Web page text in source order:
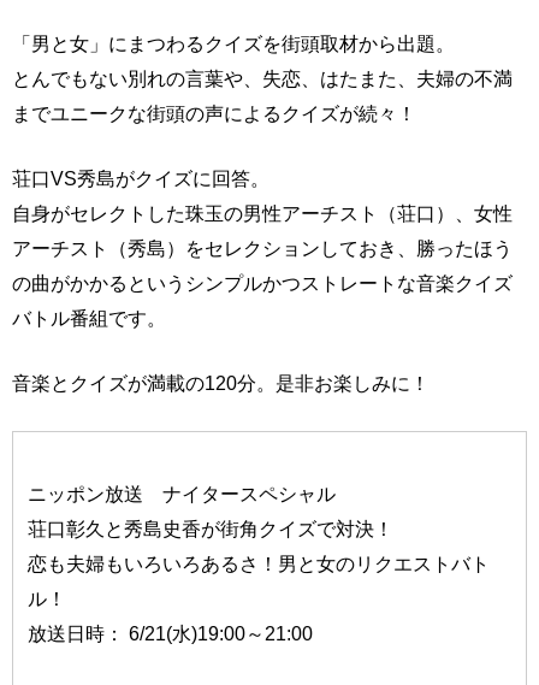
「男と女」にまつわるクイズを街頭取材から出題。
とんでもない別れの言葉や、失恋、はたまた、夫婦の不満
までユニークな街頭の声によるクイズが続々！
荘口VS秀島がクイズに回答。
自身がセレクトした珠玉の男性アーチスト（荘口）、女性
アーチスト（秀島）をセレクションしておき、勝ったほう
の曲がかかるというシンプルかつストレートな音楽クイズ
バトル番組です。
音楽とクイズが満載の120分。是非お楽しみに！
ニッポン放送 ナイタースペシャル
荘口彰久と秀島史香が街角クイズで対決！
恋も夫婦もいろいろあるさ！男と女のリクエストバト
ル！
放送日時： 6/21(水)19:00～21:00